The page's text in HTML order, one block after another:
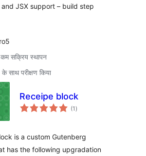
JSX support – build step
सक्रिय स्थापन
साथ परीक्षण किया
Receipe block
(1 कुल
दर)
is a custom Gutenberg
has the following upgradation